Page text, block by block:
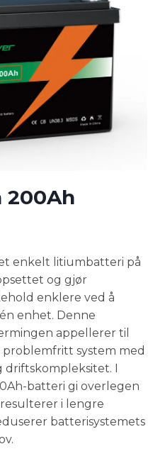
200Ah
enkelt litiumbatteri på
og gjør
enklere ved å
enhet. Denne
appellerer til
system med
I
batteri gi overlegen
i lengre
batterisystemets